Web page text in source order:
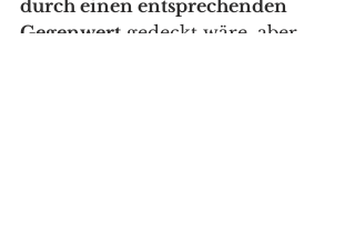
durch einen entsprechenden
Gegenwert gedeckt wäre, aber